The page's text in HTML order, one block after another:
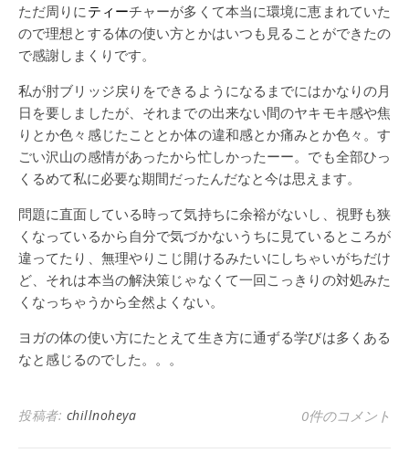
ただ周りにティーチャーが多くて本当に環境に恵まれていた
ので理想とする体の使い方とかはいつも見ることができたの
で感謝しまくりです。
私が肘ブリッジ戻りをできるようになるまでにはかなりの月
日を要しましたが、それまでの出来ない間のヤキモキ感や焦
りとか色々感じたこととか体の違和感とか痛みとか色々。す
ごい沢山の感情があったから忙しかったーー。でも全部ひっ
くるめて私に必要な期間だったんだなと今は思えます。
問題に直面している時って気持ちに余裕がないし、視野も狭
くなっているから自分で気づかないうちに見ているところが
違ってたり、無理やりこじ開けるみたいにしちゃいがちだけ
ど、それは本当の解決策じゃなくて一回こっきりの対処みた
くなっちゃうから全然よくない。
ヨガの体の使い方にたとえて生き方に通ずる学びは多くある
なと感じるのでした。。。
投稿者: chillnoheya 0件のコメント